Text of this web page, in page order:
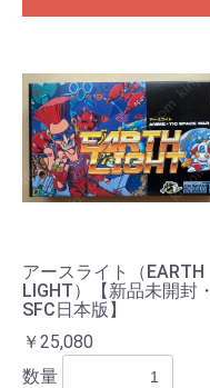
アースライト（EARTH
LIGHT）【新品未開封・
SFC日本版】
￥25,080
数量